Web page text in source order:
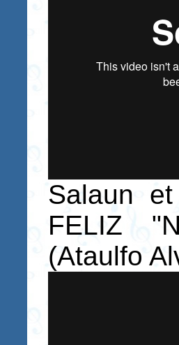
Salaun
FELIZ
(Ataulfo